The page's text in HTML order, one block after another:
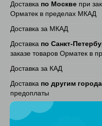
Доставка по Москве при
Орматек в пределах МКАД
Доставка за МКАД
Доставка по Санкт-
заказе товаров Орматек в
Доставка за КАД
Доставка по другим
предоплаты
Доставка к назначенному